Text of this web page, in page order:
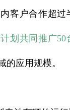
客户合作超过
划共同推广50
的应用规模。